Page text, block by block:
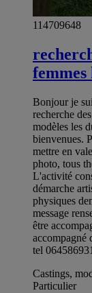
114709648
femmes
Bonjour je
recherche
modèles les
bienvenues.
mettre en
photo, tous
L'activité
démarche
physiques
message
être
accompagné
tel
Castings,
Particulier